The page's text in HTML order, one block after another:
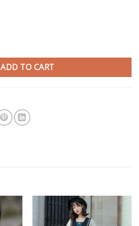
ADD TO CART